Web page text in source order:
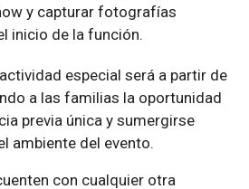
y capturar fotografías
inicio de la función.
especial será a partir de
a las familias la oportunidad
previa única y sumergirse
ambiente del evento.
con cualquier otra